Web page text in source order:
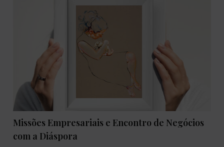
Missões Empresariais e Encontro de Negócios
com a Diáspora